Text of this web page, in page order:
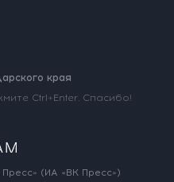
края
Ctrl+Enter. Спасибо!
(ИА «ВК Пресс»)